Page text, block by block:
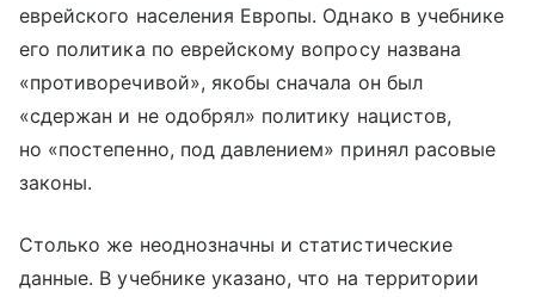
еврейского населения Европы. Однако в учебнике
его политика по еврейскому вопросу названа
«противоречивой», якобы сначала он был
«сдержан и не одобрял» политику нацистов,
но «постепенно, под давлением» принял расовые
законы.
Столько же неоднозначны и статистические
данные. В учебнике указано, что на территории